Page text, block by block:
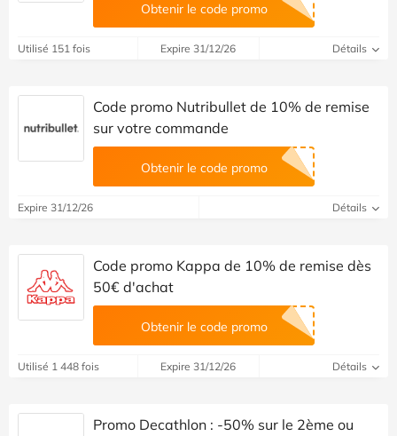
Obtenir le code promo
Utilisé 151 fois Expire 31/12/26 Détails
Code promo Nutribullet de 10% de remise
sur votre commande
Obtenir le code promo
Expire 31/12/26 Détails
Code promo Kappa de 10% de remise dès
50€ d'achat
Obtenir le code promo
Utilisé 1 448 fois Expire 31/12/26 Détails
Promo Decathlon : -50% sur le 2ème ou